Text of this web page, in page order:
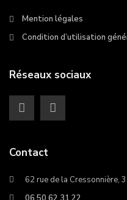
Mention légales
Condition d’utilisation
Réseaux sociaux
Contact
62 rue de la Cressonnière,